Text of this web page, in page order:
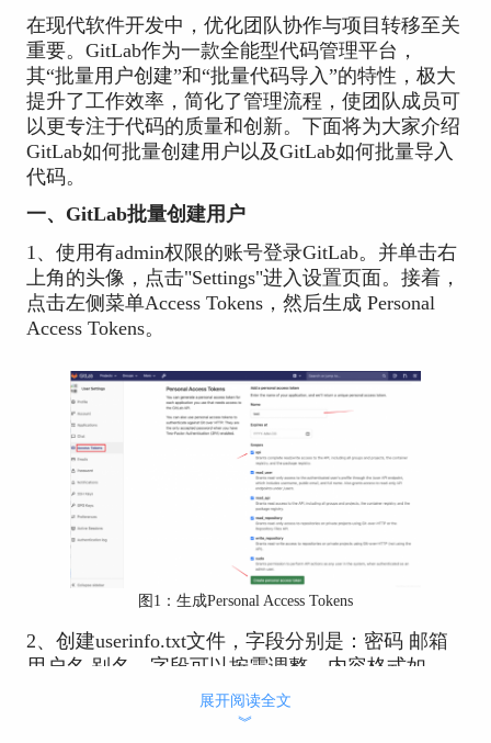
在现代软件开发中，优化团队协作与项目转移至关
重要。GitLab作为一款全能型代码管理平台，
其“批量用户创建”和“批量代码导入”的特性，极大
提升了工作效率，简化了管理流程，使团队成员可
以更专注于代码的质量和创新。下面将为大家介绍
GitLab如何批量创建用户以及GitLab如何批量导入
代码。
一、GitLab批量创建用户
1、使用有admin权限的账号登录GitLab。并单击右
上角的头像，点击"Settings"进入设置页面。接着，
点击左侧菜单Access Tokens，然后生成 Personal
Access Tokens。
图1：生成Personal Access Tokens
2、创建userinfo.txt文件，字段分别是：密码 邮箱
用户名 别名，字段可以按需调整。内容格式如
展开阅读全文
︾